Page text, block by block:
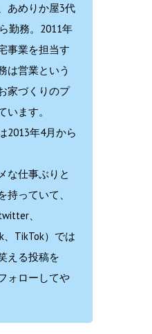
あめりか屋3代
勤務。2011年
事業を担当す
は営業という
家づくりのプ
います。
2013年4月から
な仕事ぶりと
持っていて、
、
、TikTok）では
える投稿を
ォローしてや